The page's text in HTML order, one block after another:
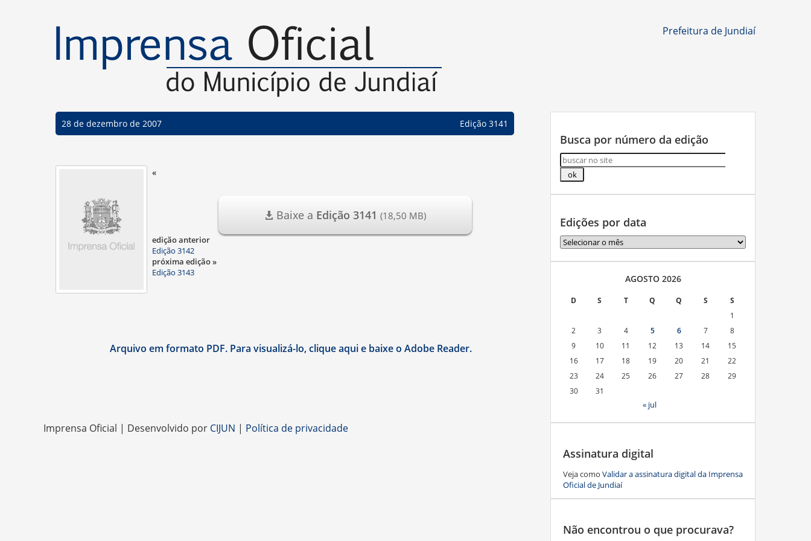
Prefeitura de Jundiaí
28 de dezembro de 2007 Edição 3141
Baixe a Edição 3141 (18,50 MB)
«
edição anterior
Edição 3142
próxima edição »
Edição 3143
Arquivo em formato PDF. Para visualizá-lo, clique aqui e baixe o Adobe Reader.
Busca por número da edição
Edições por data
Edições
por
data
AGOSTO 2026
D S T Q Q S
S
1
2
3 4 5 6 7
8
9
10 11 12 13 14
15
16
17 18 19 20 21
22
23
24 25 26 27 28
29
30
31
« jul
Assinatura digital
Veja como Validar a assinatura digital da Imprensa
Oficial de Jundiaí
Não encontrou o que procurava?
Imprensa Oficial | Desenvolvido por CIJUN | Política de privacidade